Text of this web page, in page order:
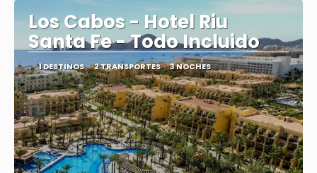
Los Cabos - Hotel Riu
Santa Fe - Todo Incluido
1 DESTINOS 2 TRANSPORTES 3 NOCHES